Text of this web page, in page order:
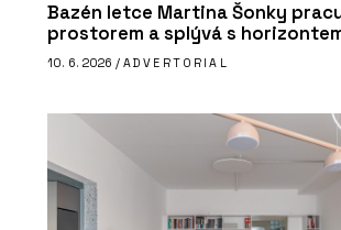
Bazén letce Martina Šonky
prostorem a splývá s
10. 6. 2026 / ADVERTORIAL